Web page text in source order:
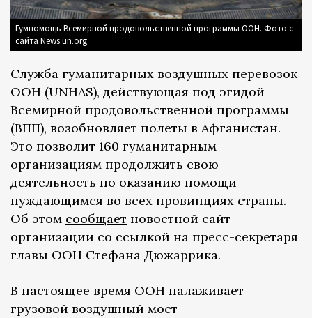
Гумпомощь Всемирной продовольственной программы ООН. Фото с
сайта News.un.org
Служба гуманитарных воздушных перевозок
ООН (UNHAS), действующая под эгидой
Всемирной продовольственной программы
(ВПП), возобновляет полеты в Афганистан.
Это позволит 160 гуманитарным
организациям продолжить свою
деятельность по оказанию помощи
нуждающимся во всех провинциях страны.
Об этом сообщает новостной сайт
организации со ссылкой на пресс-секретаря
главы ООН Стефана Дюжаррика.
В настоящее время ООН налаживает
грузовой воздушный мост